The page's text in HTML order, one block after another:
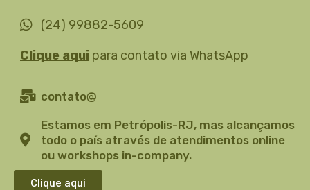
(24) 99882-5609
Clique aqui para contato via WhatsApp
contato@
Estamos em Petrópolis-RJ, mas alcançamos
todo o país através de atendimentos online
ou workshops in-company.
Clique aqui